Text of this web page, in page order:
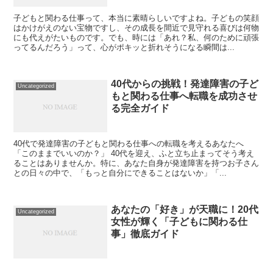
子どもと関わる仕事って、本当に素晴らしいですよね。子どもの笑顔
はかけがえのない宝物ですし、その成長を間近で見守れる喜びは何物
にも代えがたいものです。でも、時には「あれ？私、何のために頑張
ってるんだろう」って、心がポキッと折れそうになる瞬間は...
Uncategorized
40代からの挑戦！発達障害の子ど
もと関わる仕事へ転職を成功させ
る完全ガイド
40代で発達障害の子どもと関わる仕事への転職を考えるあなたへ
「このままでいいのか？」 40代を迎え、ふと立ち止まってそう考え
ることはありませんか。特に、あなた自身が発達障害を持つお子さん
との日々の中で、「もっと自分にできることはないか」「...
Uncategorized
あなたの「好き」が天職に！20代
女性が輝く「子どもに関わる仕
事」徹底ガイド